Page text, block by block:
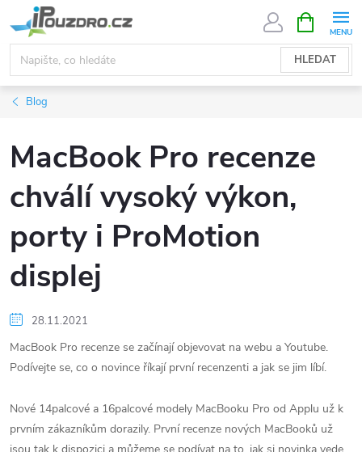
na
obsah
HLEDAT
NÁKUPNÍ
KOŠÍK
Blog
MacBook Pro recenze
chválí vysoký výkon,
porty i ProMotion
displej
28.11.2021
MacBook Pro recenze se začínají objevovat na webu a Youtube.
Podívejte se, co o novince říkají první recenzenti a jak se jim líbí.
Nové 14palcové a 16palcové modely MacBooku Pro od Applu už k
prvním zákazníkům dorazily. První recenze nových MacBooků už